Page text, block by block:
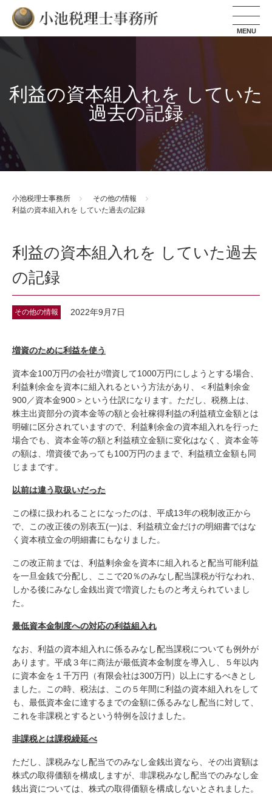
小池税理士事務所
利益の資本組入れを していた
過去の記録
小池税理士事務所
その他の情報
利益の資本組入れを していた過去の記録
利益の資本組入れを していた過去
の記録
その他の情報 2022年9月7日
増資のために利益を使う
資本金100万円の会社が増資して1000万円にしようとする場合、
利益剰余金を資本に組入れるという方法があり、＜利益剰余金
900／資本金900＞という仕訳になります。ただし、税務上は、
株主出資部分の資本金等の額と会社稼得利益の利益積立金額とは
明確に区分されていますので、利益剰余金の資本組入れを行った
場合でも、資本金等の額と利益積立金額に変化はなく、資本金等
の額は、増資後であっても100万円のままで、利益積立金額も同
じままです。
以前は違う取扱いだった
この様に扱われることになったのは、平成13年の税制改正から
で、この改正後の別表五(一)は、利益積立金だけの明細書ではな
く資本積立金の明細書にもなりました。
この改正前までは、利益剰余金を資本に組入れると配当可能利益
を一旦金銭で分配し、ここで20％のみなし配当課税が行なわれ、
しかる後にみなし金銭出資で増資したものと考えられていまし
た。
最低資本金制度への対応の利益組入れ
なお、利益の資本組入れに係るみなし配当課税についても例外が
あります。平成３年に商法が最低資本金制度を導入し、５年以内
に資本金を１千万円（有限会社は300万円）以上にするべきとし
ました。この時、税法は、この５年間に利益の資本組入れをして
も、最低資本金に達するまでの金額に係るみなし配当に対して、
これを非課税とするという特例を設けました。
非課税とは課税繰延べ
ただし、課税みなし配当でのみなし金銭出資なら、その出資額は
株式の取得価額を構成しますが、非課税みなし配当でのみなし金
銭出資については、株式の取得価額を構成しないとされました。